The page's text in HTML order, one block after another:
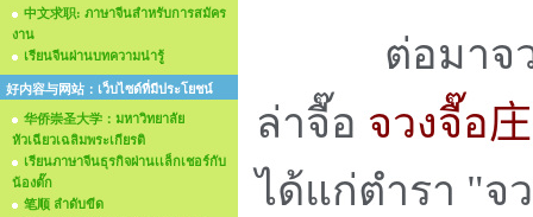
中文求职: ภาษาจีนสำหรับการสมัคร
งาน
เรียนจีนผ่านบทความน่ารู้
好内容与网站：เว็บไซด์ที่มีประโยชน์
华侨崇圣大学：มหาวิทยาลัย
หัวเฉียวเฉลิมพระเกียรติ
เรียนภาษาจีนธุรกิจผ่านเเล็กเชอร์กับ
น้องตั๊ก
笔顺 ลำดับขีด
ต่อมาจวงจื๊
ล่าจื๊อ จวงจื๊อ
ได้แก่ตำรา "